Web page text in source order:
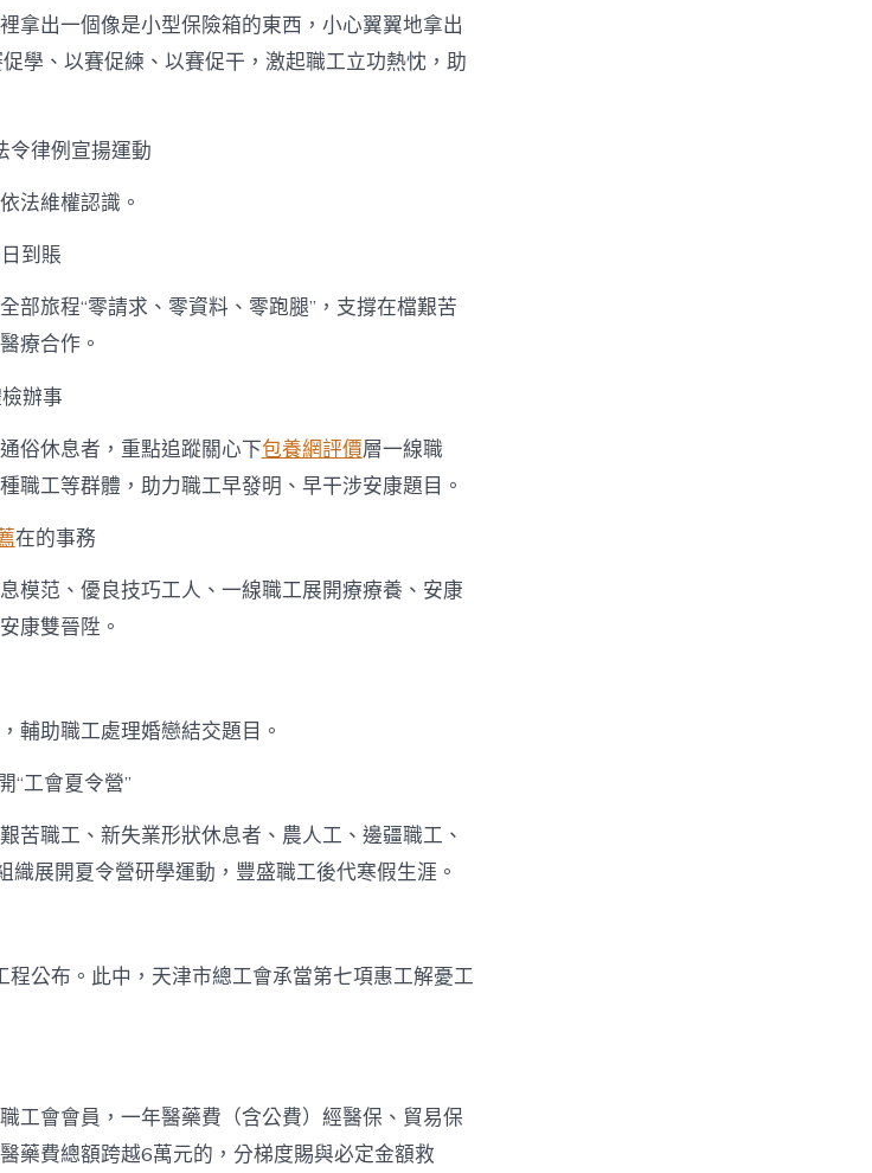
拿出一個像是小型保險箱的東西，小心翼翼地拿出
學、以賽促練、以賽促干，激起職工立功熱忱，助
令律例宣揚運動
法維權認識。
到賬
部旅程“零請求、零資料、零跑腿”，支撐在檔艱苦
療合作。
辦事
俗休息者，重點追蹤關心下包養網評價層一線職
職工等群體，助力職工早發明、早干涉安康題目。
在的事務
模范、優良技巧工人、一線職工展開療療養、安康
康雙晉陞。
輔助職工處理婚戀結交題目。
“工會夏令營”
苦職工、新失業形狀休息者、農人工、邊疆職工、
織展開夏令營研學運動，豐盛職工後代寒假生涯。
公布。此中，天津市總工會承當第七項惠工解憂工
工會會員，一年醫藥費（含公費）經醫保、貿易保
藥費總額跨越6萬元的，分梯度賜與必定金額救